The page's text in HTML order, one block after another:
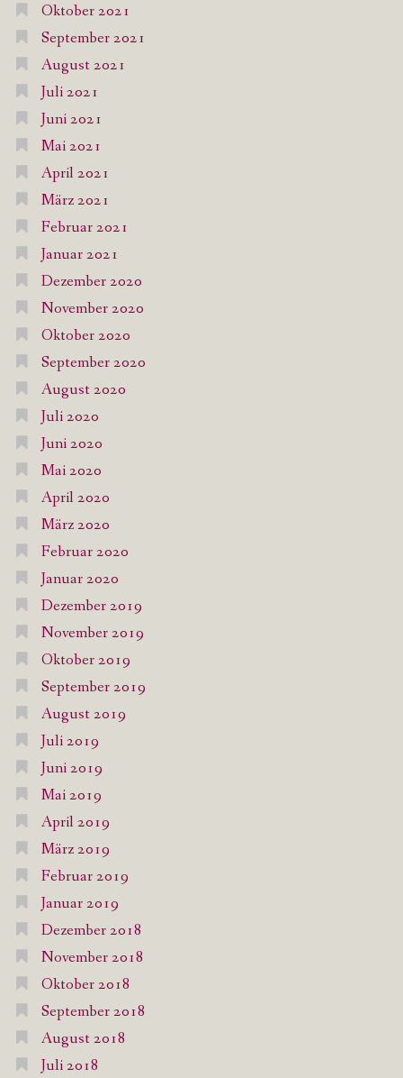
Oktober 2021
September 2021
August 2021
Juli 2021
Juni 2021
Mai 2021
April 2021
März 2021
Februar 2021
Januar 2021
Dezember 2020
November 2020
Oktober 2020
September 2020
August 2020
Juli 2020
Juni 2020
Mai 2020
April 2020
März 2020
Februar 2020
Januar 2020
Dezember 2019
November 2019
Oktober 2019
September 2019
August 2019
Juli 2019
Juni 2019
Mai 2019
April 2019
März 2019
Februar 2019
Januar 2019
Dezember 2018
November 2018
Oktober 2018
September 2018
August 2018
Juli 2018